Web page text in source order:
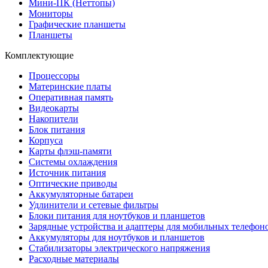
Мини-ПК (Неттопы)
Мониторы
Графические планшеты
Планшеты
Комплектующие
Процессоры
Материнские платы
Оперативная память
Видеокарты
Накопители
Блок питания
Корпуса
Карты флэш-памяти
Системы охлаждения
Источник питания
Оптические приводы
Аккумуляторные батареи
Удлинители и сетевые фильтры
Блоки питания для ноутбуков и планшетов
Зарядные устройства и адаптеры для мобильных
Аккумуляторы для ноутбуков и планшетов
Стабилизаторы электрического напряжения
Расходные материалы